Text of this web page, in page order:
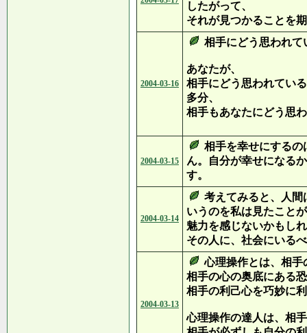
したがって、
それが見つかることを
2004-03-16
相手にどう思われて
あなたが、
相手にどう思われてい
多分、
相手もあなたにどう思
2004-03-15
相手を幸せにするの
ん。自分が幸せになる
す。
2004-03-14
考えてみると、人間
いうのを私は見たこと
魅力を感じないかもし
その人に、社会にいる
2004-03-13
心理操作とは、相手
相手の心の奥底にある
相手の利己心を巧妙に
心理操作の達人は、相